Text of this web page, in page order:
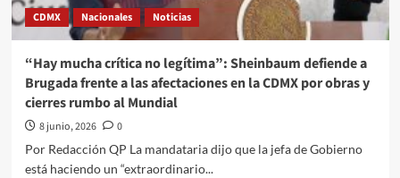
CDMX Nacionales Noticias
“Hay mucha crítica no legítima”: Sheinbaum defiende a
Brugada frente a las afectaciones en la CDMX por obras y
cierres rumbo al Mundial
8 junio, 2026
0
Por Redacción QP La mandataria dijo que la jefa de Gobierno
está haciendo un “extraordinario...